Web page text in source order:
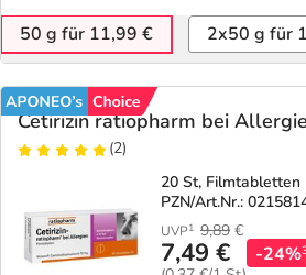
Tierapotheke
Vitamine & Mineralstoffe
Salus Deals
50 g für 11,99 € 2x50 g für
Cetirizin ratiopharm bei
(2)
20 St, Filmtabletten
PZN/Art.Nr.:
UVP1 9,89 €
7,49 € -24%